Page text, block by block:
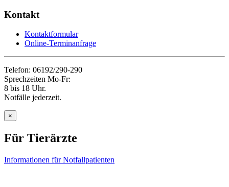
Kontakt
Kontaktformular
Online-Terminanfrage
Telefon: 06192/290-290
Sprechzeiten Mo-Fr:
8 bis 18 Uhr.
Notfälle jederzeit.
×
Für Tierärzte
Informationen für Notfallpatienten